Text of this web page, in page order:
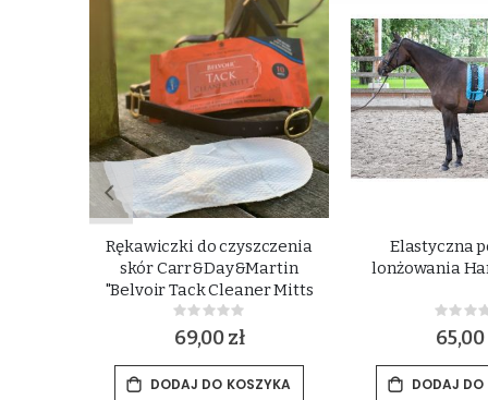
Rękawiczki do czyszczenia
skór Carr&Day&Martin
"Belvoir Tack Cleaner Mitts
Step 1"
Rating:
0%
69,00 zł
DODAJ DO KOSZYKA
Elastyczna
lonżowania
0%
65,00
DODAJ